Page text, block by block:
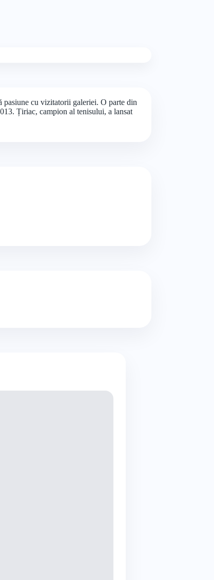
pasiune cu vizitatorii galeriei. O parte din
Țiriac, campion al tenisului, a lansat